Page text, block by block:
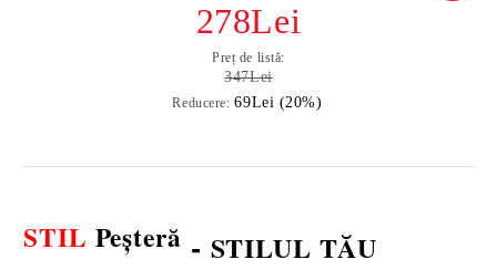
278Lei
Preț de listă:
347Lei
Reducere: 69Lei (20%)
STIL Peșteră - STILUL TĂU